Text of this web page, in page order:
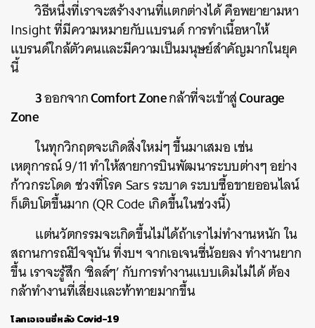
วิธีหนึ่งที่เราจะสร้างงานที่แตกต่างได้คือพยายามหา
Insightที่มีความหมายกับแบรนด์การทำเนื้อหาให้
แบรนด์ใกล้ตัวคนและมีความเป็นมนุษย์สำคัญมากในยุค
นี้
3ออกจากComfort Zoneกล้าที่จะเข้าสู่Courage
Zone
ในทุกวิกฤตจะเกิดสิ่งใหม่ๆขึ้นมาเสมอเช่น
เหตุการณ์9/11ทำให้สายการบินพัฒนาระบบต่างๆอย่าง
ก้าวกระโดดช่วงที่โรคSarsระบาดระบบซื้อขายออนไลน์
ก็เติบโตขึ้นมาก(QR Code เกิดขึ้นในช่วงนี้)
แต่นวัตกรรมจะเกิดขึ้นไม่ได้ถ้าเราไม่ทำงานหนักใน
สถานการณ์ปัจจุบันที่งบฯจากเอเจนซี่น้อยลงทำงานยาก
ขึ้นเราจะรู้สึก‘ชิลล์ๆ’กับการทำงานแบบเดิมไม่ได้ต้อง
กล้าทำงานที่เสี่ยงและท้าทายมากขึ้น
โลกเอเจนซี่หลัง Covid-19